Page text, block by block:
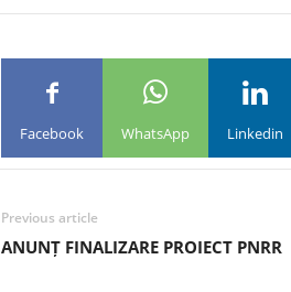
Facebook WhatsApp Linkedin
Previous article
ANUNȚ FINALIZARE PROIECT PNRR